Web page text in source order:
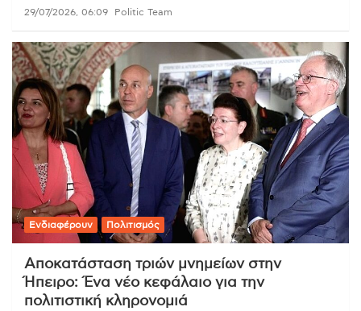
29/07/2026, 06:09 Politic Team
Ενδιαφέρουν Πολιτισμός
Αποκατάσταση τριών μνημείων στην
Ήπειρο: Ένα νέο κεφάλαιο για την
πολιτιστική κληρονομιά